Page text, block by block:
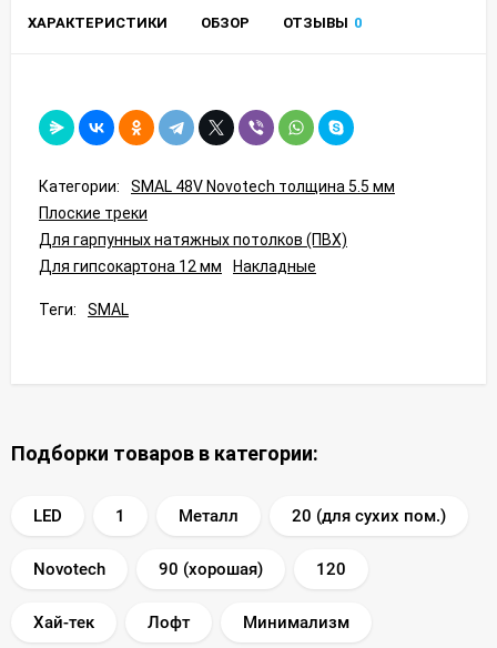
ХАРАКТЕРИСТИКИ ОБЗОР ОТЗЫВЫ 0
Категории:
SMAL 48V Novotech толщина 5.5 мм
Плоские треки
Для гарпунных натяжных потолков (ПВХ)
Для гипсокартона 12 мм
Накладные
Теги: SMAL
Подборки товаров в категории:
LED 1 Металл 20 (для сухих пом.)
Novotech 90 (хорошая) 120
Хай-тек Лофт Минимализм